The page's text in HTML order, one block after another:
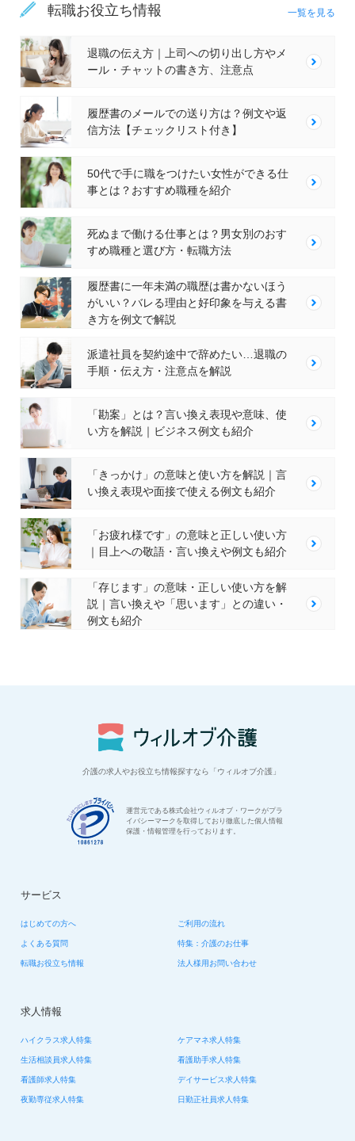
転職お役立ち情報 一覧を見る
退職の伝え方｜上司への切り出し方やメ
ール・チャットの書き方、注意点
履歴書のメールでの送り方は？例文や返
信方法【チェックリスト付き】
50代で手に職をつけたい女性ができる仕
事とは？おすすめ職種を紹介
死ぬまで働ける仕事とは？男女別のおす
すめ職種と選び方・転職方法
履歴書に一年未満の職歴は書かないほう
がいい？バレる理由と好印象を与える書
き方を例文で解説
派遣社員を契約途中で辞めたい…退職の
手順・伝え方・注意点を解説
「勘案」とは？言い換え表現や意味、使
い方を解説｜ビジネス例文も紹介
「きっかけ」の意味と使い方を解説｜言
い換え表現や面接で使える例文も紹介
「お疲れ様です」の意味と正しい使い方
｜目上への敬語・言い換えや例文も紹介
「存じます」の意味・正しい使い方を解
説｜言い換えや「思います」との違い・
例文も紹介
介護の求人やお役立ち情報探すなら「ウィルオブ介護」
運営元である株式会社ウィルオブ・ワークがプラ
イバシーマークを取得しており徹底した個人情報
保護・情報管理を行っております。
サービス
はじめての方へ ご利用の流れ
よくある質問 特集：介護のお仕事
転職お役立ち情報 法人様用お問い合わせ
求人情報
ハイクラス求人特集 ケアマネ求人特集
生活相談員求人特集 看護助手求人特集
看護師求人特集 デイサービス求人特集
夜勤専従求人特集 日勤正社員求人特集